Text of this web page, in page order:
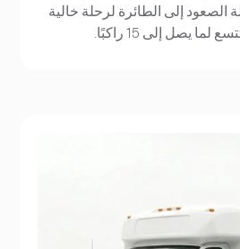
إلى الطائرة لرحلة خالية
لما يصل إلى 15 راكبًا.